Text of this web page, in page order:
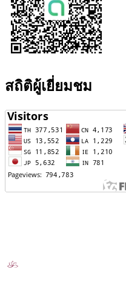
สถิติผู้เยี่ยมชม